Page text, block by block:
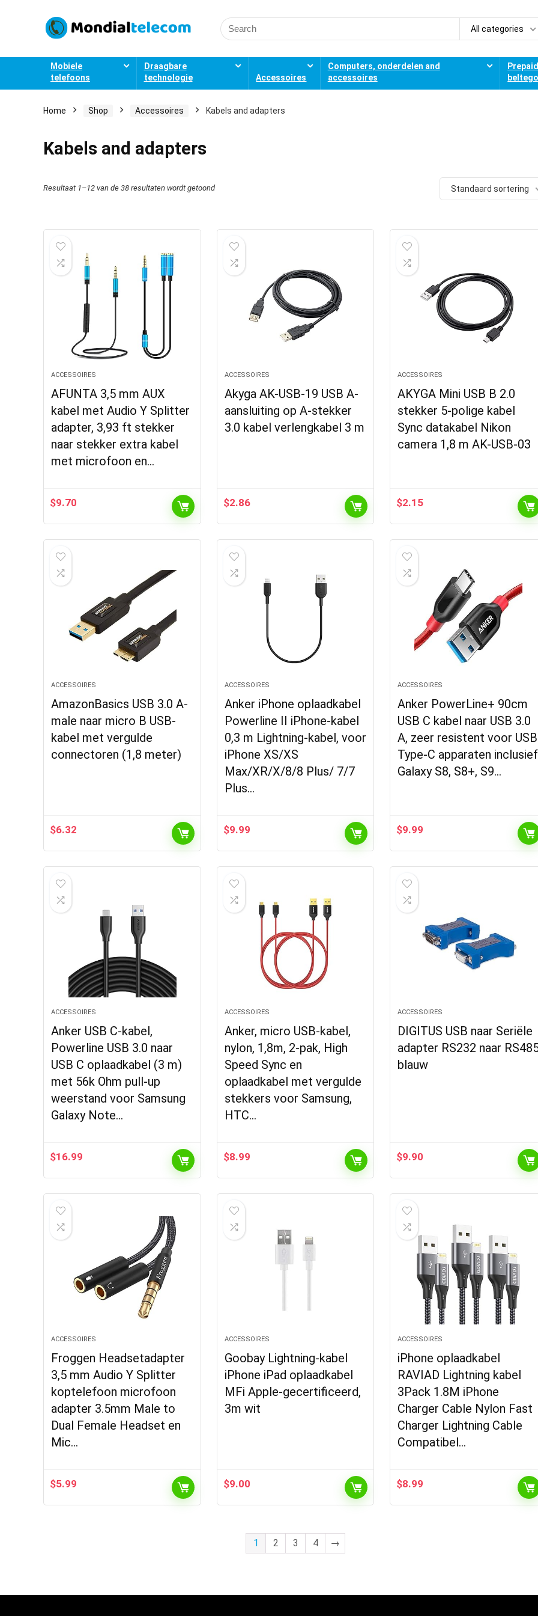
Search
for:
All categories
Mobiele
telefoons
Draagbare
technologie
Accessoires
Computers, onderdelen and
accessoires
Home Shop Accessoires Kabels and adapters
Kabels and adapters
Resultaat 1–12 van de 38 resultaten wordt getoond Standaard sortering
ACCESSOIRES
AFUNTA 3,5 mm AUX
kabel met Audio Y Splitter
adapter, 3,93 ft stekker
naar stekker extra kabel
met microfoon en…
$9.70
ACCESSOIRES
Akyga AK-USB-19 USB A-
aansluiting op A-stekker
3.0 kabel verlengkabel 3 m
$2.86
ACCESSOIRES
AKYGA Mini USB B 2.0
stekker 5-polige kabel
Sync datakabel Nikon
camera 1,8 m AK-USB-03
$2.15
ACCESSOIRES
AmazonBasics USB 3.0 A-
male naar micro B USB-
kabel met vergulde
connectoren (1,8 meter)
$6.32
ACCESSOIRES
Anker iPhone oplaadkabel
Powerline II iPhone-kabel
0,3 m Lightning-kabel, voor
iPhone XS/XS
Max/XR/X/8/8 Plus/ 7/7
Plus…
$9.99
ACCESSOIRES
Anker PowerLine+ 90cm
USB C kabel naar USB 3.0
A, zeer resistent voor USB
Type-C apparaten inclusief
Galaxy S8, S8+, S9…
$9.99
ACCESSOIRES
Anker USB C-kabel,
Powerline USB 3.0 naar
USB C oplaadkabel (3 m)
met 56k Ohm pull-up
weerstand voor Samsung
Galaxy Note…
$16.99
ACCESSOIRES
Anker, micro USB-kabel,
nylon, 1,8m, 2-pak, High
Speed Sync en
oplaadkabel met vergulde
stekkers voor Samsung,
HTC…
$8.99
ACCESSOIRES
DIGITUS USB naar Seriële
adapter RS232 naar
blauw
$9.90
ACCESSOIRES
Froggen Headsetadapter
3,5 mm Audio Y Splitter
koptelefoon microfoon
adapter 3.5mm Male to
Dual Female Headset en
Mic…
$5.99
ACCESSOIRES
Goobay Lightning-kabel
iPhone iPad oplaadkabel
MFi Apple-gecertificeerd,
3m wit
$9.00
ACCESSOIRES
iPhone oplaadkabel
RAVIAD Lightning kabel
3Pack 1.8M iPhone
Charger Cable Nylon Fast
Charger Lightning Cable
Compatibel…
$8.99
1 2 3 4 →